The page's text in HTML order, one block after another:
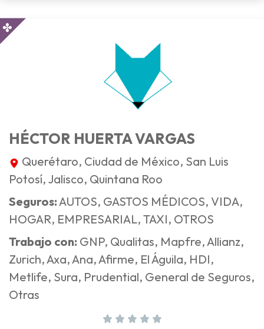
HÉCTOR HUERTA VARGAS
Querétaro, Ciudad de México, San Luis
Potosí, Jalisco, Quintana Roo
Seguros:AUTOS, GASTOS MÉDICOS, VIDA,
HOGAR, EMPRESARIAL, TAXI, OTROS
Trabajo con: GNP, Qualitas, Mapfre, Allianz,
Zurich, Axa, Ana, Afirme, El Águila, HDI,
Metlife, Sura, Prudential, General de Seguros,
Otras